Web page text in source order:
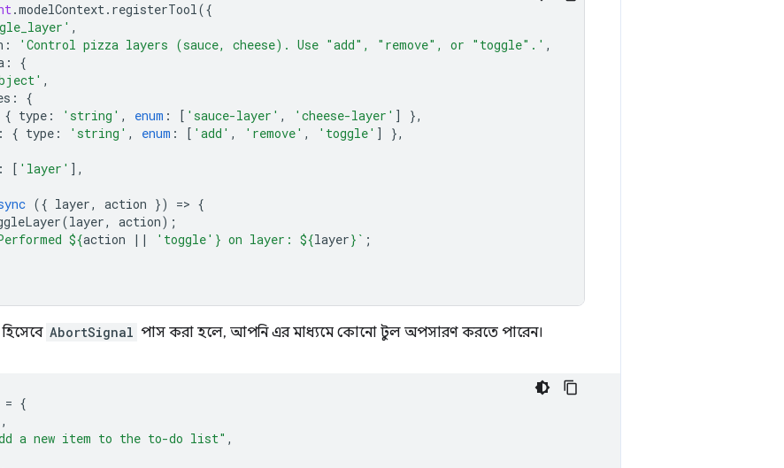
.modelContext. registerTool({
,
: 'Control pizza layers (sauce, cheese). Use "add", "remove", or "toggle".' ,
:
{
,
:
{
{ type : 'string' , enum : [ 'sauce-layer' , 'cheese-layer' ]
},
: { type : 'string' , enum : [ 'add' , 'remove' , 'toggle' ]
},
: [ 'layer' ],
({ layer, action }) => {
(layer, action);
${action || 'toggle' } on layer: ${layer} ` ;
AbortSignal পাস করা হলে, আপনি এর মাধ্যমে কোনো টুল অপসারণ করতে পারেন।
= {
,
a new item to the to-do list" ,